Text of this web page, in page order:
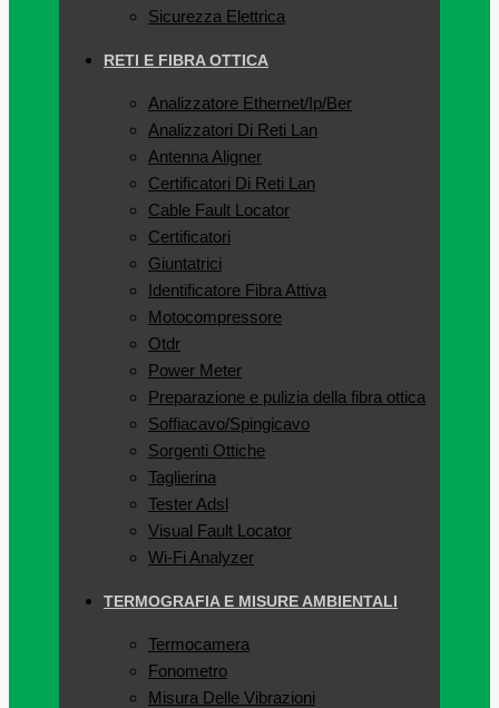
Sicurezza Elettrica
RETI E FIBRA OTTICA
Analizzatore Ethernet/Ip/Ber
Analizzatori Di Reti Lan
Antenna Aligner
Certificatori Di Reti Lan
Cable Fault Locator
Certificatori
Giuntatrici
Identificatore Fibra Attiva
Motocompressore
Otdr
Power Meter
Preparazione e pulizia della fibra ottica
Soffiacavo/Spingicavo
Sorgenti Ottiche
Taglierina
Tester Adsl
Visual Fault Locator
Wi-Fi Analyzer
TERMOGRAFIA E MISURE AMBIENTALI
Termocamera
Fonometro
Misura Delle Vibrazioni